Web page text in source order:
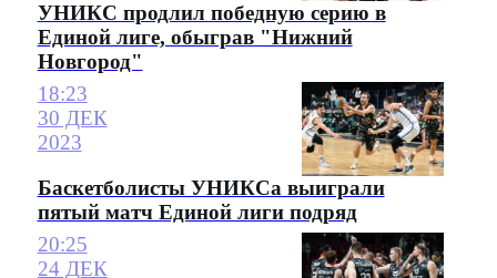
УНИКС продлил победную серию в
Единой лиге, обыграв "Нижний
Новгород"
18:23
30 ДЕК
2023
Баскетболисты УНИКСа выиграли
пятый матч Единой лиги подряд
20:25
24 ДЕК